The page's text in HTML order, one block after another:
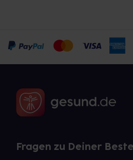
Fragen zu Deiner